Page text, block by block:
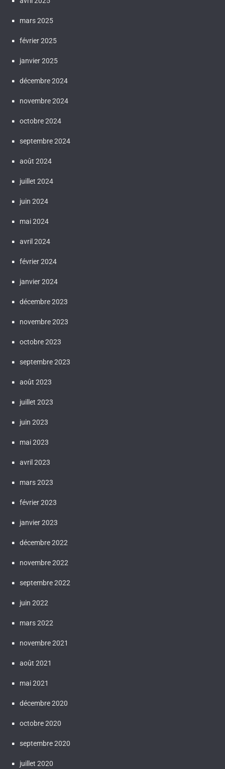
mars 2025
février 2025
janvier 2025
décembre 2024
novembre 2024
octobre 2024
septembre 2024
août 2024
juillet 2024
juin 2024
mai 2024
avril 2024
février 2024
janvier 2024
décembre 2023
novembre 2023
octobre 2023
septembre 2023
août 2023
juillet 2023
juin 2023
mai 2023
avril 2023
mars 2023
février 2023
janvier 2023
décembre 2022
novembre 2022
septembre 2022
juin 2022
mars 2022
novembre 2021
août 2021
mai 2021
décembre 2020
octobre 2020
septembre 2020
juillet 2020